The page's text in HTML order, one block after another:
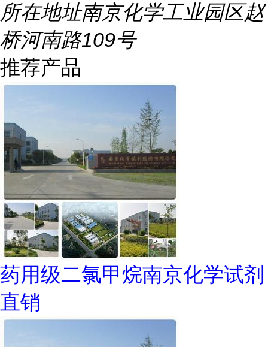
所在地址南京化学工业园区赵
桥河南路109号
推荐产品
药用级二氯甲烷南京化学试剂
直销